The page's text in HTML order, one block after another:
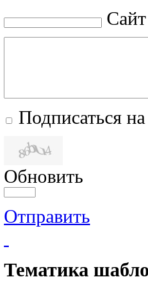
Сайт
Подписаться
Обновить
Отправить
Тематика